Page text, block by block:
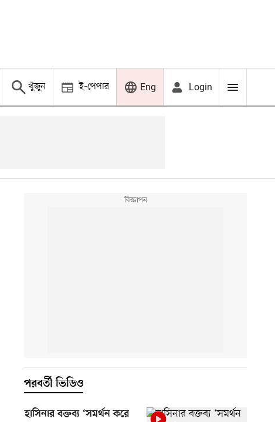
খুঁজুন ই-পেপার Eng Login
পরবর্তী ভিডিও
হাসিনার বক্তব্য ‘সমর্থন করে